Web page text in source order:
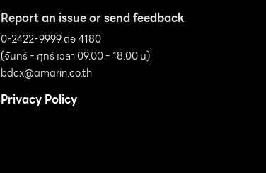
Report an issue or send feedback
0-2422-9999 ต่อ 4180
(จันทร์ - ศุกร์ เวลา 09.00 - 18.00 น)
bdcx@amarin.co.th
Privacy Policy